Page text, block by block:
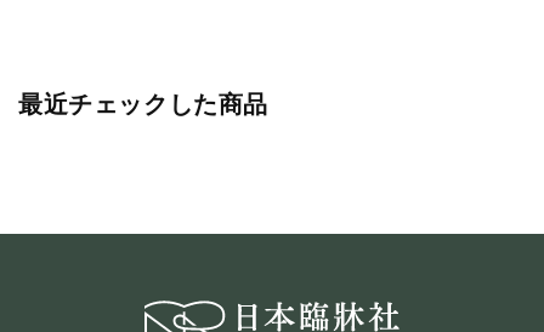
最近チェックした商品